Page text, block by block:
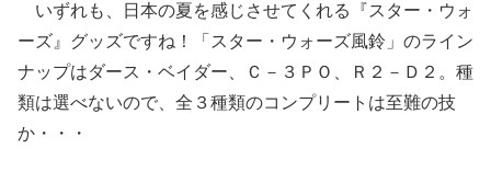
いずれも、日本の夏を感じさせてくれる『スター・ウォ
ーズ』グッズですね！「スター・ウォーズ風鈴」のライン
ナップはダース・ベイダー、Ｃ－３ＰＯ、Ｒ２－Ｄ２。種
類は選べないので、全３種類のコンプリートは至難の技
か・・・